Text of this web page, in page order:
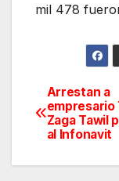
mil 478
de
Arrestan a
empresario
Zaga Tawil
al Infonavit